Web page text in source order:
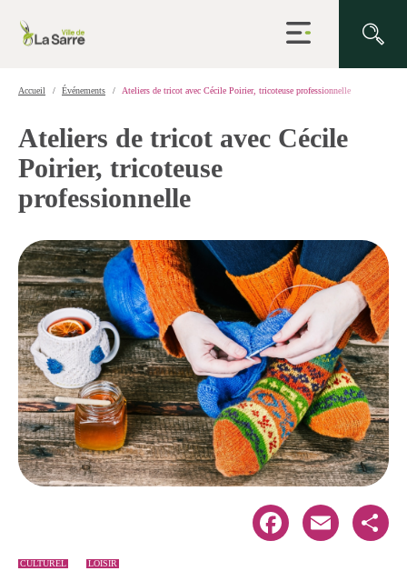
Ouvrir
la
Accueil Événements Ateliers de tricot avec Cécile Poirier, tricoteuse professionnelle
Ateliers de tricot avec Cécile
Poirier, tricoteuse
professionnelle
CULTUREL LOISIR
Facebook Email Share